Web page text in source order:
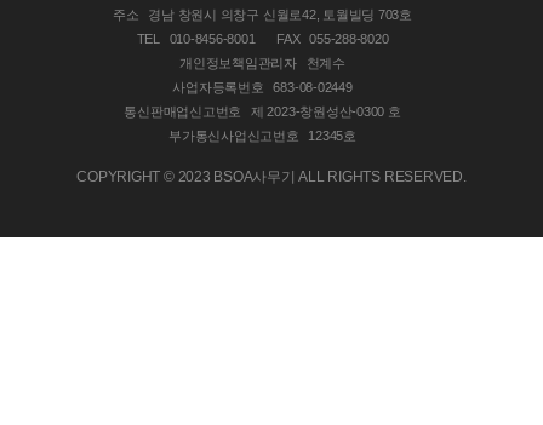
주소
경남 창원시 의창구 신월로42, 토월빌딩 703호
TEL
010-8456-8001 FAX
055-288-8020
개인정보책임관리자
천계수
사업자등록번호
683-08-02449
통신판매업신고번호
제 2023-창원성산-0300 호
부가통신사업신고번호
12345호
COPYRIGHT © 2023 BSOA사무기 ALL RIGHTS RESERVED.